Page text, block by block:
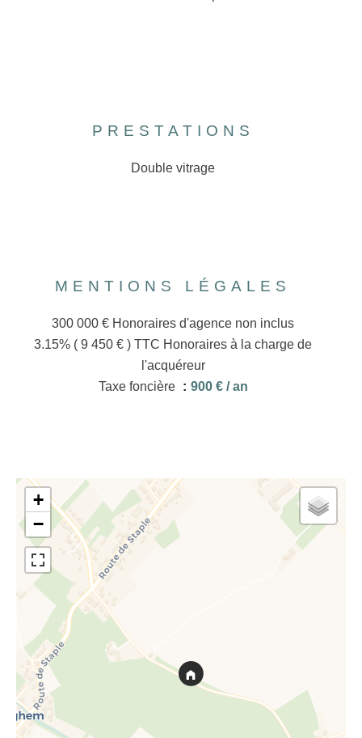
PRESTATIONS
Double vitrage
MENTIONS LÉGALES
300 000 € Honoraires d'agence non inclus
3.15% ( 9 450 € ) TTC Honoraires à la charge de
l'acquéreur
Taxe foncière
900 € / an
+
−